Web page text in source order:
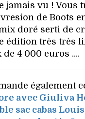
jamais vu ! Vous
de Boots
doré serti de
édition très très
4 000 euros ....
également
avec Giuliva
sac cabas